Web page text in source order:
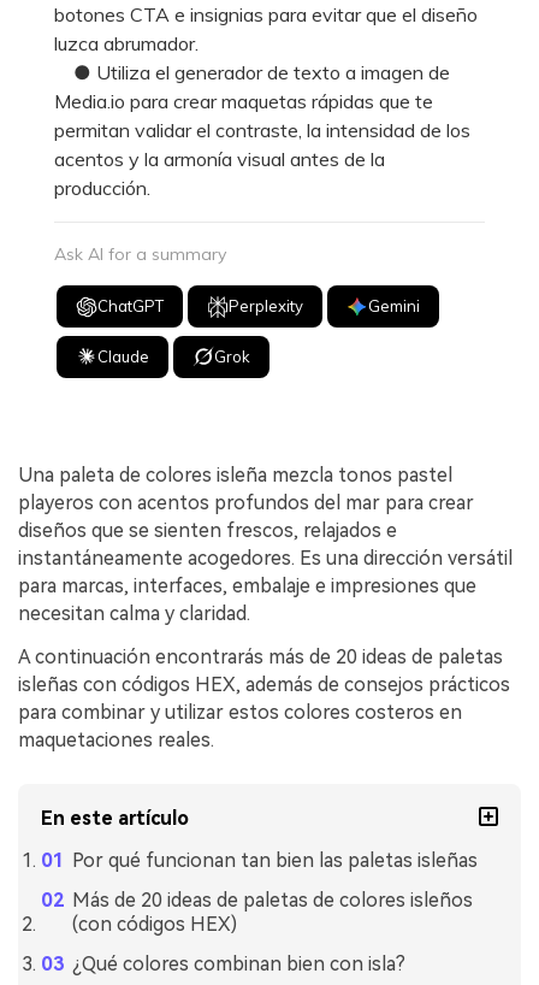
botones CTA e insignias para evitar que el diseño
luzca abrumador.
● Utiliza el generador de texto a imagen de
Media.io para crear maquetas rápidas que te
permitan validar el contraste, la intensidad de los
acentos y la armonía visual antes de la
producción.
Ask AI for a summary
ChatGPT Perplexity Gemini
Claude Grok
Una paleta de colores isleña mezcla tonos pastel
playeros con acentos profundos del mar para crear
diseños que se sienten frescos, relajados e
instantáneamente acogedores. Es una dirección versátil
para marcas, interfaces, embalaje e impresiones que
necesitan calma y claridad.
A continuación encontrarás más de 20 ideas de paletas
isleñas con códigos HEX, además de consejos prácticos
para combinar y utilizar estos colores costeros en
maquetaciones reales.
En este artículo
Por qué funcionan tan bien las paletas isleñas
Más de 20 ideas de paletas de colores isleños
(con códigos HEX)
¿Qué colores combinan bien con isla?